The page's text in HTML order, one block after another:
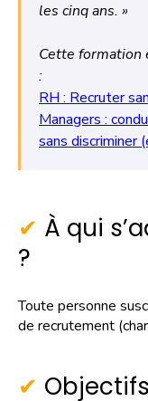
les cinq ans. »
Cette formation
:
RH : Recruter
Managers :
sans discriminer
À qui
?
Toute personne
de recrutement